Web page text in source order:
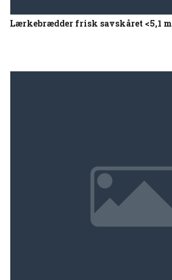
Lærkebrædder frisk savskåret <5,1 m